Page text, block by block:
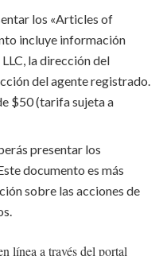
los «Articles of
incluye información
la dirección del
del agente registrado.
$50 (tarifa sujeta a
presentar los
documento es más
sobre las acciones de
línea a través del portal